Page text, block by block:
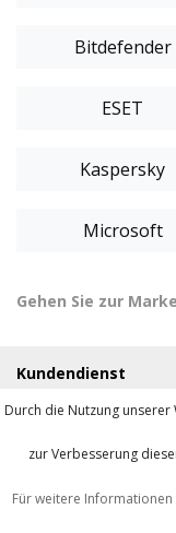
Bitdefender
ESET
Kaspersky
Microsoft
Gehen Sie zur
Kundendienst
Mein Konto
Kontakt
Durch die Nutzung
zur Verbesserung
Für weitere